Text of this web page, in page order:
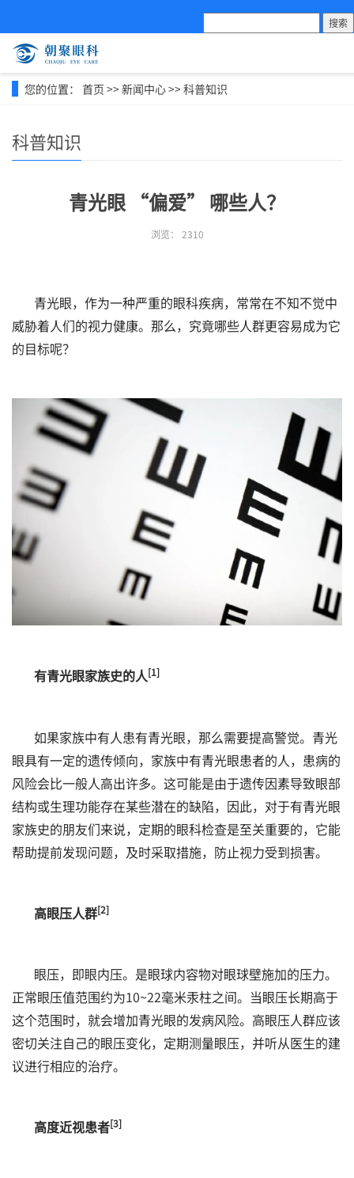
搜索
您的位置： 首页 >>新闻中心>>科普知识
科普知识
青光眼 “偏爱” 哪些人？
浏览： 2310
青光眼，作为一种严重的眼科疾病，常常在不知不觉中
威胁着人们的视力健康。那么，究竟哪些人群更容易成为它
的目标呢？
有青光眼家族史的人[1]
如果家族中有人患有青光眼，那么需要提高警觉。青光
眼具有一定的遗传倾向，家族中有青光眼患者的人，患病的
风险会比一般人高出许多。这可能是由于遗传因素导致眼部
结构或生理功能存在某些潜在的缺陷，因此，对于有青光眼
家族史的朋友们来说，定期的眼科检查是至关重要的，它能
帮助提前发现问题，及时采取措施，防止视力受到损害。
高眼压人群[2]
眼压，即眼内压。是眼球内容物对眼球壁施加的压力。
正常眼压值范围约为10~22毫米汞柱之间。当眼压长期高于
这个范围时，就会增加青光眼的发病风险。高眼压人群应该
密切关注自己的眼压变化，定期测量眼压，并听从医生的建
议进行相应的治疗。
高度近视患者[3]